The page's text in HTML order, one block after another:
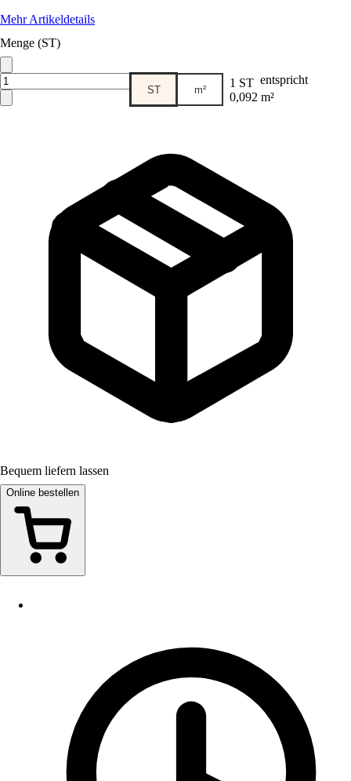
Mehr Artikeldetails
Menge (ST)
ST m² 1 ST entspricht
0,092 m²
Bequem liefern lassen
Online bestellen